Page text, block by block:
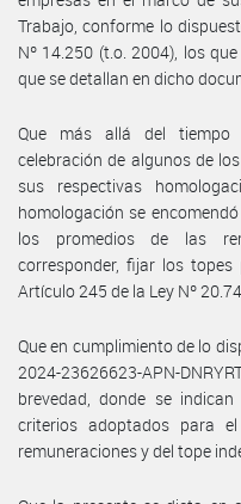
Trabajo, conforme lo
Nº 14.250 (t.o. 2004), los
que se detallan en dicho
Que más allá del
celebración de algunos de
sus respectivas
homologación se
los promedios de las
corresponder, fijar los
Artículo 245 de la Ley Nº
Que en cumplimiento de lo
2024-23626623-APN-
brevedad, donde se
criterios adoptados para
remuneraciones y del tope